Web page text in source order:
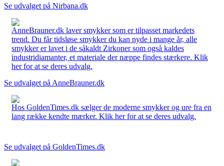
Se udvalget på Nirbana.dk
AnneBrauner.dk laver smykker som er tilpasset markedets
trend. Du får tidsløse smykker du kan nyde i mange år, alle
smykker er lavet i de såkaldt Zirkoner som også kaldes
industridiamanter, et materiale der næppe findes stærkere. Klik
her for at se deres udvalg.
Se udvalget på AnneBrauner.dk
Hos GoldenTimes.dk sælger de moderne smykker og ure fra en
lang række kendte mærker. Klik her for at se deres udvalg.
Se udvalget på GoldenTimes.dk